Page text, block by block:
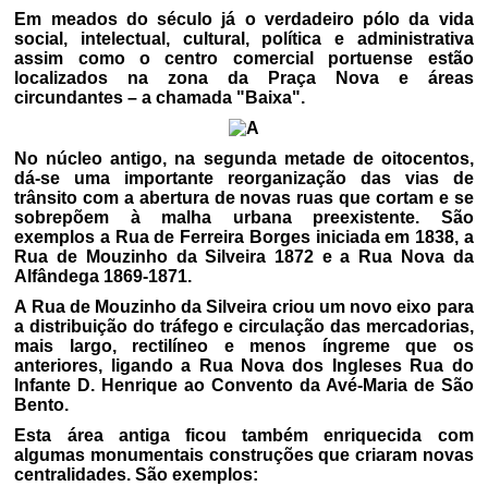
Em meados do século já o verdadeiro pólo da vida
social, intelectual, cultural, política e administrativa
assim como o centro comercial portuense estão
localizados na zona da Praça Nova e áreas
circundantes – a chamada "Baixa".
No núcleo antigo, na segunda metade de oitocentos,
dá-se uma importante reorganização das vias de
trânsito com a abertura de novas ruas que cortam e se
sobrepõem à malha urbana preexistente. São
exemplos a Rua de Ferreira Borges iniciada em 1838, a
Rua de Mouzinho da Silveira 1872 e a Rua Nova da
Alfândega 1869-1871.
A Rua de Mouzinho da Silveira criou um novo eixo para
a distribuição do tráfego e circulação das mercadorias,
mais largo, rectilíneo e menos íngreme que os
anteriores, ligando a Rua Nova dos Ingleses Rua do
Infante D. Henrique ao Convento da Avé-Maria de São
Bento.
Esta área antiga ficou também enriquecida com
algumas monumentais construções que criaram novas
centralidades. São exemplos: